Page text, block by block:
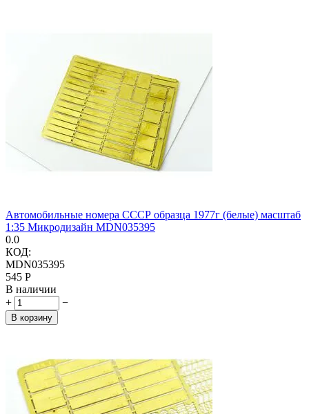
Автомобильные номера СССР образца 1977г (белые) масштаб
1:35 Микродизайн MDN035395
0.0
КОД:
MDN035395
‍545‍ Р
В наличии
+
−
В корзину